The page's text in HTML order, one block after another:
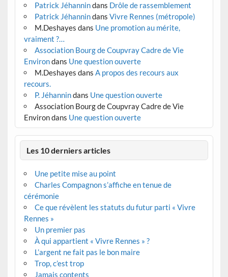
Patrick Jéhannindans Drôle de rassemblement
Patrick Jéhannindans Vivre Rennes (métropole)
M.Deshayes dans Une promotion au mérite,
vraiment ?…
Association Bourg de Coupvray Cadre de Vie
Environdans Une question ouverte
M.Deshayes dans A propos des recours aux
recours.
P. Jéhannindans Une question ouverte
Association Bourg de Coupvray Cadre de Vie
Environdans Une question ouverte
Les 10 derniers articles
Une petite mise au point
Charles Compagnon s’affiche en tenue de
cérémonie
Ce que révèlent les statuts du futur parti « Vivre
Rennes »
Un premier pas
À qui appartient « Vivre Rennes » ?
L’argent ne fait pas le bon maire
Trop, c’est trop
Jamais contents